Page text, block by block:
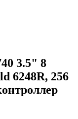
3.5" 8
6248R, 256